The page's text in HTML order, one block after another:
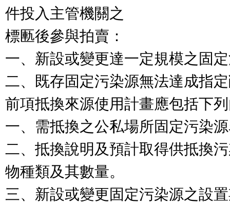
件投入主管機關之
標匭後參與拍賣：
一、新設或變更達一定規模之固
二、既存固定污染源無法達成指
前項抵換來源使用計畫應包括下
一、需抵換之公私場所固定污染
二、抵換說明及預計取得供抵換
物種類及其數量。
三、新設或變更固定污染源之設